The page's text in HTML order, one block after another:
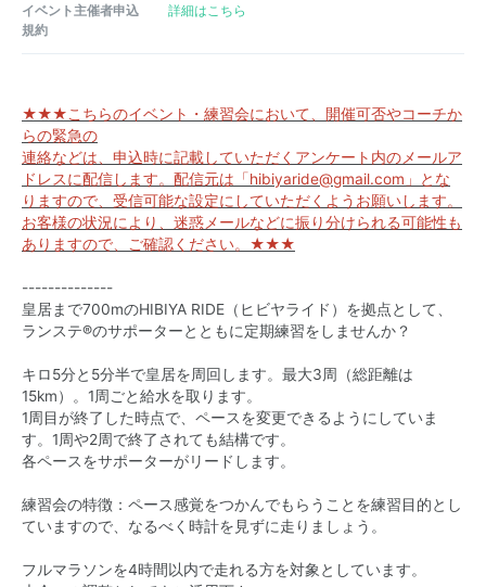
イベント主催者申込
規約
詳細はこちら
★★★こちらのイベント・練習会において、開催可否やコーチか
らの緊急の
連絡などは、申込時に記載していただくアンケート内のメールア
ドレスに配信します。配信元は「hibiyaride@gmail.com」とな
りますので、受信可能な設定にしていただくようお願いします。
お客様の状況により、迷惑メールなどに振り分けられる可能性も
ありますので、ご確認ください。★★★
--------------
皇居まで700mのHIBIYA RIDE（ヒビヤライド）を拠点として、
ランステ®のサポーターとともに定期練習をしませんか？
キロ5分と5分半で皇居を周回します。最大3周（総距離は
15km）。1周ごと給水を取ります。
1周目が終了した時点で、ペースを変更できるようにしていま
す。1周や2周で終了されても結構です。
各ペースをサポーターがリードします。
練習会の特徴：ペース感覚をつかんでもらうことを練習目的とし
ていますので、なるべく時計を見ずに走りましょう。
フルマラソンを4時間以内で走れる方を対象としています。